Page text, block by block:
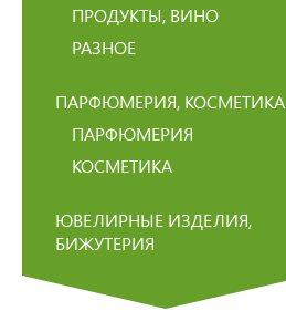
ПРОДУКТЫ, ВИНО
РАЗНОЕ
ПАРФЮМЕРИЯ, КОСМЕТИКА
ПАРФЮМЕРИЯ
КОСМЕТИКА
ЮВЕЛИРНЫЕ ИЗДЕЛИЯ,
БИЖУТЕРИЯ